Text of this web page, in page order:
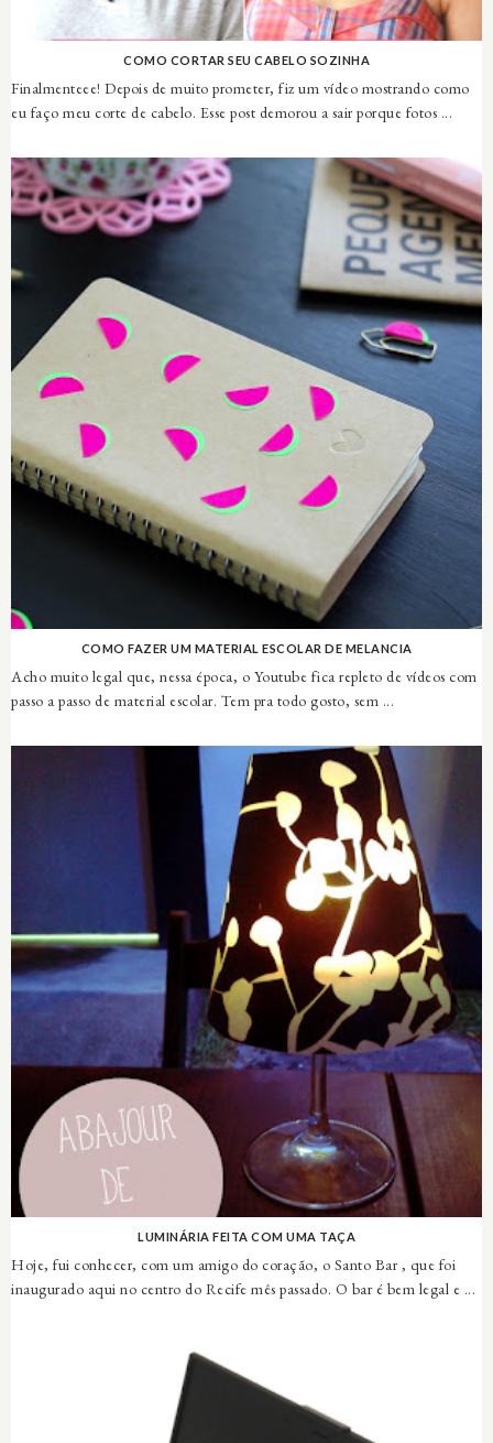
COMO CORTAR SEU CABELO SOZINHA
Finalmenteee! Depois de muito prometer, fiz um vídeo mostrando como
eu faço meu corte de cabelo. Esse post demorou a sair porque fotos ...
COMO FAZER UM MATERIAL ESCOLAR DE MELANCIA
Acho muito legal que, nessa época, o Youtube fica repleto de vídeos com
passo a passo de material escolar. Tem pra todo gosto, sem ...
LUMINÁRIA FEITA COM UMA TAÇA
Hoje, fui conhecer, com um amigo do coração, o Santo Bar , que foi
inaugurado aqui no centro do Recife mês passado. O bar é bem legal e ...